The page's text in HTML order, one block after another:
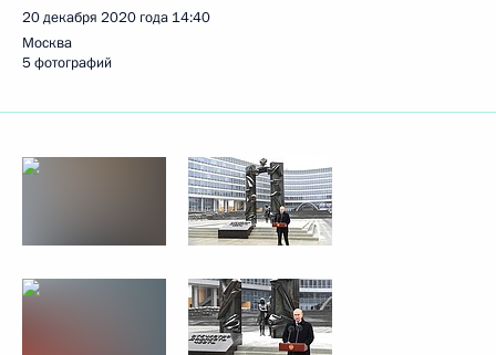
20 декабря 2020 года 14:40
Москва
5 фотографий